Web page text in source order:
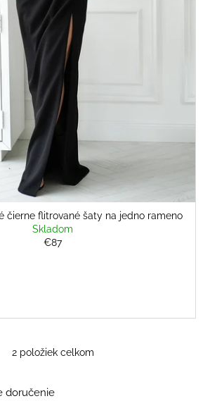
čierne flitrované šaty na jedno rameno
Skladom
€87
O
l
2položiek celkom
doručenie